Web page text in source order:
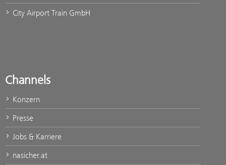
City Airport Train GmbH
Channels
Konzern
Presse
Jobs & Karriere
nasicher.at